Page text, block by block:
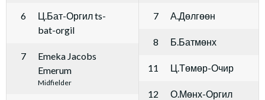
6
Ц.Бат-Оргил ts-
bat-orgil
7
Emeka Jacobs
Emerum
Midfielder
7 А.Дөлгөөн
8 Б.Батмөнх
11 Ц.Төмөр-Очир
12 О.Мөнх-Оргил